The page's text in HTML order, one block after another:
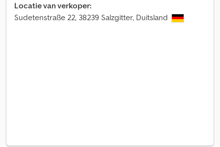
Locatie van verkoper:
Sudetenstraße 22, 38239 Salzgitter, Duitsland